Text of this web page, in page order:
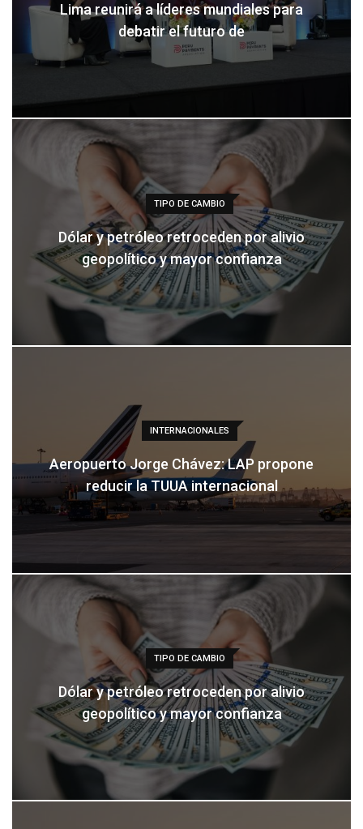
Lima reunirá a líderes mundiales para
debatir el futuro de
TIPO DE CAMBIO
Dólar y petróleo retroceden por alivio
geopolítico y mayor confianza
INTERNACIONALES
Aeropuerto Jorge Chávez: LAP propone
reducir la TUUA internacional
TIPO DE CAMBIO
Dólar y petróleo retroceden por alivio
geopolítico y mayor confianza